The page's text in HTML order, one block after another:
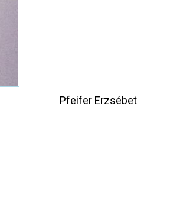
Pfeifer Erzsébet